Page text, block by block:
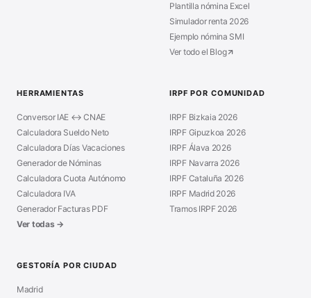
Plantilla nómina Excel
Simulador renta 2026
Ejemplo nómina SMI
Ver todo el Blog
HERRAMIENTAS
Conversor IAE ↔ CNAE
Calculadora Sueldo Neto
Calculadora Días Vacaciones
Generador de Nóminas
Calculadora Cuota Autónomo
Calculadora IVA
Generador Facturas PDF
Ver todas →
IRPF POR COMUNIDAD
IRPF Bizkaia 2026
IRPF Gipuzkoa 2026
IRPF Álava 2026
IRPF Navarra 2026
IRPF Cataluña 2026
IRPF Madrid 2026
Tramos IRPF 2026
GESTORÍA POR CIUDAD
Madrid